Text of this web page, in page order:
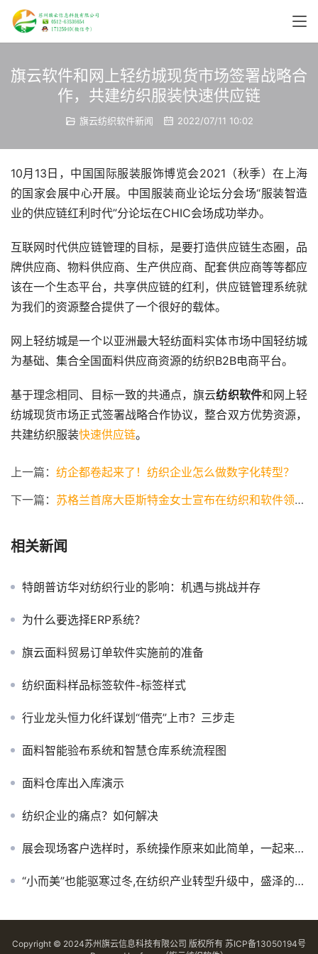
旗云软件和网上轻纺城现货市场签署战略合
作，共建纺织服装快速供应链
旗云纺织软件新闻 2022/07/11 10:02
10月13日，中国国际服装服饰博览会2021（秋季）在上海
的国家会展中心开展。中国服装商业论坛分会场“服装智造
业的供应链红利时代”分论坛在CHIC会场成功举办。
互联网时代供应链管理的目标，是要打造供应链生态圈，品
牌供应商、物料供应商、生产供应商、配套供应商等等都应
该在一个生态平台，共享供应链的红利，供应链管理系统就
为我们的资源整合提供了一个很好的载体。
网上轻纺城是一个以亚洲最大轻纺面料实体市场中国轻纺城
为基础、集合全国面料供应商资源的纺织B2B电商平台。
基于理念相同、目标一致的共通点，旗云纺织软件和网上轻
纺城现货市场正式签署战略合作协议，整合双方优势资源，
共建纺织服装快速供应链。
上一篇： 纺企都卷起来了！纺织企业怎么做数字化转型？
下一篇： 苏格兰首席大臣斯特金女士宣布在纺织和软件领域进一步在华投资计划
相关新闻
特朗普访华对纺织行业的影响：机遇与挑战并存
为什么要选择ERP系统？
旗云面料贸易订单软件实施前的准备
纺织面料样品标签软件-标签样式
行业龙头恒力化纤谋划“借壳”上市？三步走
面料智能验布系统和智慧仓库系统流程图
面料仓库出入库演示
纺织企业的痛点？如何解决
展会现场客户选样时，系统操作原来如此简单，一起来看看吧！
“小而美”也能驱寒过冬,在纺织产业转型升级中，盛泽的小企业也能活得更好
Copyright © 2024苏州旗云信息科技有限公司 版权所有 苏ICP备13050194号